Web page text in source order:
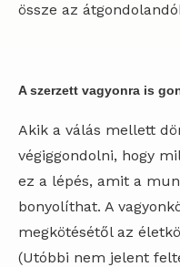
össze az
A szerzett vagyonra is
Akik a válás mellett
végiggondolni, hogy
ez a lépés, amit a
bonyolíthat. A
megkötésétől az
(Utóbbi nem jelent